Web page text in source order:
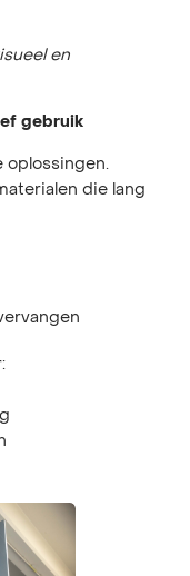
en
gebruik
oplossingen.
die lang